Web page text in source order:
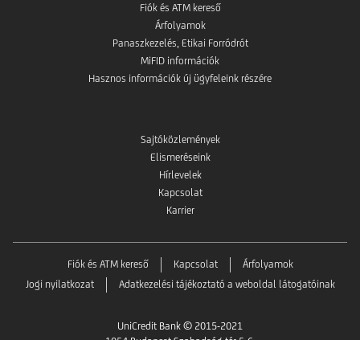
Fiók és ATM kereső
Árfolyamok
Panaszkezelés, Etikai Forródrót
MiFID információk
Hasznos információk új ügyfeleink részére
Sajtóközlemények
Elismeréseink
Hírlevelek
Kapcsolat
Karrier
Fiók és ATM kereső Kapcsolat
Árfolyamok
Jogi nyilatkozat
Adatkezelési tájékoztató a weboldal látogatóinak
UniCredit Bank © 2015-2021